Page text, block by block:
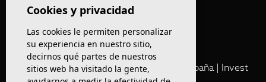
Olaya
Cartera Privada de Activos Hoteleros en España | Invest
Cookies y privacidad
Las cookies le permiten personalizar
su experiencia en nuestro sitio,
decirnos qué partes de nuestros
sitios web ha visitado la gente,